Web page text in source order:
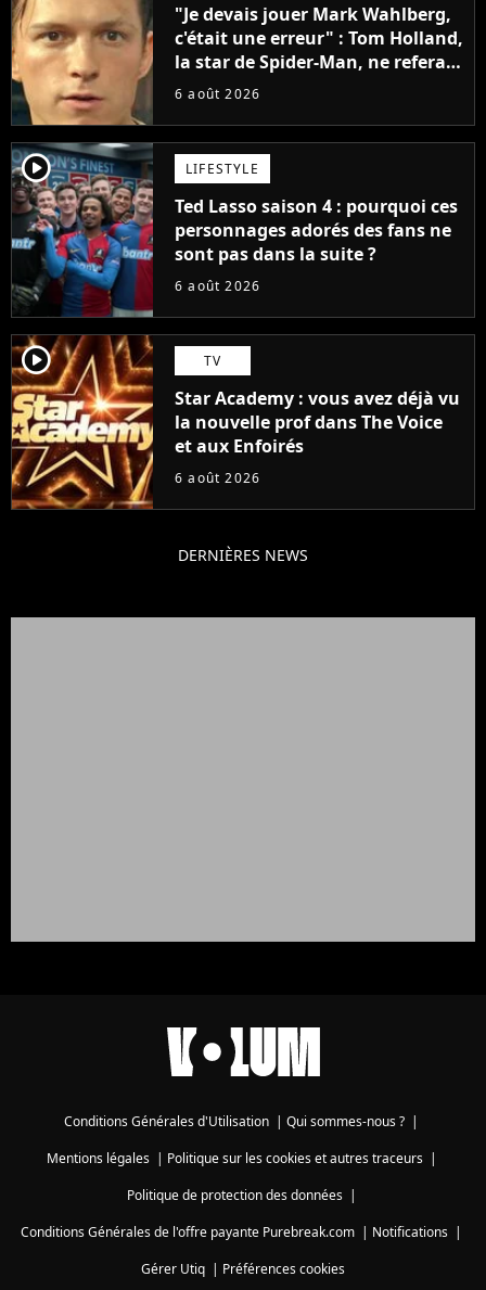
"Je devais jouer Mark Wahlberg,
c'était une erreur" : Tom Holland,
la star de Spider-Man, ne referait
pas ce blockbuster
6 août 2026
player2 LIFESTYLE
Ted Lasso saison 4 : pourquoi ces
personnages adorés des fans ne
sont pas dans la suite ?
6 août 2026
player2 TV
Star Academy : vous avez déjà vu
la nouvelle prof dans The Voice
et aux Enfoirés
6 août 2026
DERNIÈRES NEWS
Conditions Générales d'Utilisation | Qui sommes-nous ? |
Mentions légales| Politique sur les cookies et autres traceurs|
Politique de protection des données|
Conditions Générales de l'offre payante Purebreak.com | Notifications |
Gérer Utiq | Préférences cookies